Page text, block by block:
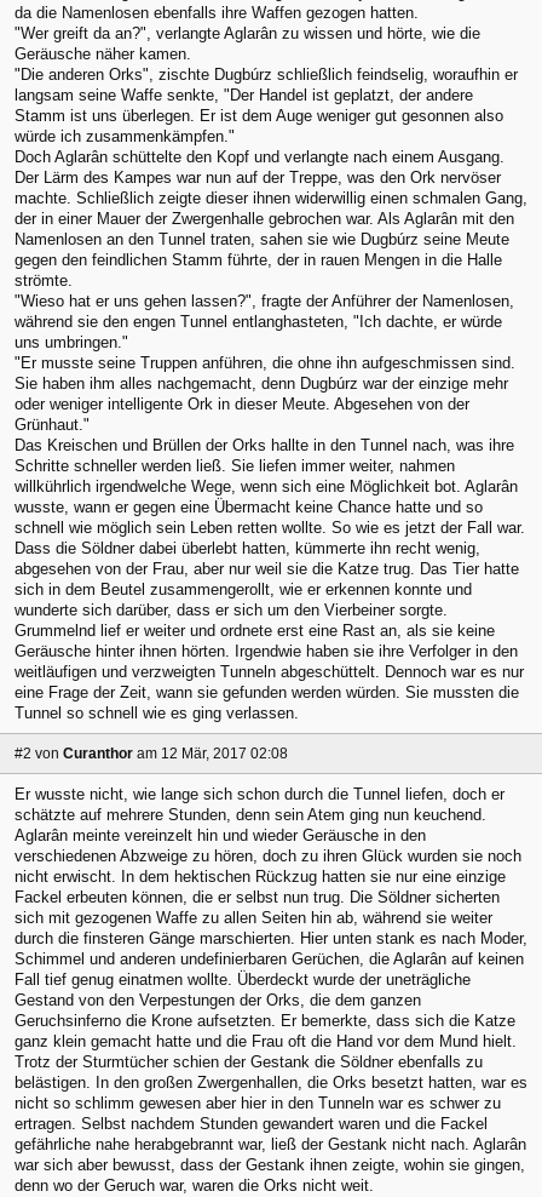
da die Namenlosen ebenfalls ihre Waffen gezogen hatten.
"Wer greift da an?", verlangte Aglarân zu wissen und hörte, wie die
Geräusche näher kamen.
"Die anderen Orks", zischte Dugbúrz schließlich feindselig, woraufhin er
langsam seine Waffe senkte, "Der Handel ist geplatzt, der andere
Stamm ist uns überlegen. Er ist dem Auge weniger gut gesonnen also
würde ich zusammenkämpfen."
Doch Aglarân schüttelte den Kopf und verlangte nach einem Ausgang.
Der Lärm des Kampes war nun auf der Treppe, was den Ork nervöser
machte. Schließlich zeigte dieser ihnen widerwillig einen schmalen Gang,
der in einer Mauer der Zwergenhalle gebrochen war. Als Aglarân mit den
Namenlosen an den Tunnel traten, sahen sie wie Dugbúrz seine Meute
gegen den feindlichen Stamm führte, der in rauen Mengen in die Halle
strömte.
"Wieso hat er uns gehen lassen?", fragte der Anführer der Namenlosen,
während sie den engen Tunnel entlanghasteten, "Ich dachte, er würde
uns umbringen."
"Er musste seine Truppen anführen, die ohne ihn aufgeschmissen sind.
Sie haben ihm alles nachgemacht, denn Dugbúrz war der einzige mehr
oder weniger intelligente Ork in dieser Meute. Abgesehen von der
Grünhaut."
Das Kreischen und Brüllen der Orks hallte in den Tunnel nach, was ihre
Schritte schneller werden ließ. Sie liefen immer weiter, nahmen
willkührlich irgendwelche Wege, wenn sich eine Möglichkeit bot. Aglarân
wusste, wann er gegen eine Übermacht keine Chance hatte und so
schnell wie möglich sein Leben retten wollte. So wie es jetzt der Fall war.
Dass die Söldner dabei überlebt hatten, kümmerte ihn recht wenig,
abgesehen von der Frau, aber nur weil sie die Katze trug. Das Tier hatte
sich in dem Beutel zusammengerollt, wie er erkennen konnte und
wunderte sich darüber, dass er sich um den Vierbeiner sorgte.
Grummelnd lief er weiter und ordnete erst eine Rast an, als sie keine
Geräusche hinter ihnen hörten. Irgendwie haben sie ihre Verfolger in den
weitläufigen und verzweigten Tunneln abgeschüttelt. Dennoch war es nur
eine Frage der Zeit, wann sie gefunden werden würden. Sie mussten die
Tunnel so schnell wie es ging verlassen.
#2 von Curanthor am 12 Mär, 2017 02:08
Er wusste nicht, wie lange sich schon durch die Tunnel liefen, doch er
schätzte auf mehrere Stunden, denn sein Atem ging nun keuchend.
Aglarân meinte vereinzelt hin und wieder Geräusche in den
verschiedenen Abzweige zu hören, doch zu ihren Glück wurden sie noch
nicht erwischt. In dem hektischen Rückzug hatten sie nur eine einzige
Fackel erbeuten können, die er selbst nun trug. Die Söldner sicherten
sich mit gezogenen Waffe zu allen Seiten hin ab, während sie weiter
durch die finsteren Gänge marschierten. Hier unten stank es nach Moder,
Schimmel und anderen undefinierbaren Gerüchen, die Aglarân auf keinen
Fall tief genug einatmen wollte. Überdeckt wurde der uneträgliche
Gestand von den Verpestungen der Orks, die dem ganzen
Geruchsinferno die Krone aufsetzten. Er bemerkte, dass sich die Katze
ganz klein gemacht hatte und die Frau oft die Hand vor dem Mund hielt.
Trotz der Sturmtücher schien der Gestank die Söldner ebenfalls zu
belästigen. In den großen Zwergenhallen, die Orks besetzt hatten, war es
nicht so schlimm gewesen aber hier in den Tunneln war es schwer zu
ertragen. Selbst nachdem Stunden gewandert waren und die Fackel
gefährliche nahe herabgebrannt war, ließ der Gestank nicht nach. Aglarân
war sich aber bewusst, dass der Gestank ihnen zeigte, wohin sie gingen,
denn wo der Geruch war, waren die Orks nicht weit.